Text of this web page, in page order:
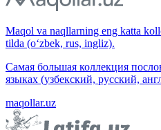
Maqol va naqllarning eng katta
tilda (o‘zbek, rus, ingliz).
Самая большая коллекция
языках (узбекский, русский,
maqollar.uz